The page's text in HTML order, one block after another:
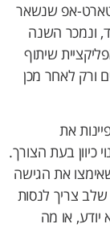
אפ שנשאר
13 עובדים בלבד, ונמכר השנה
שיתוף
ורק לאחר מכן
את
בעת הצורך.
את הגישה
צריך לנסות
או מה